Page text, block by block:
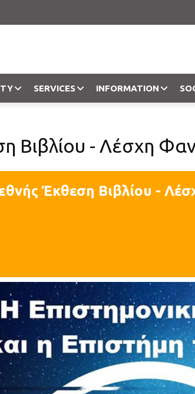
SERVICES INFORMATION
Βιβλίου - Λέσχη
Έκθεση Βιβλίου -